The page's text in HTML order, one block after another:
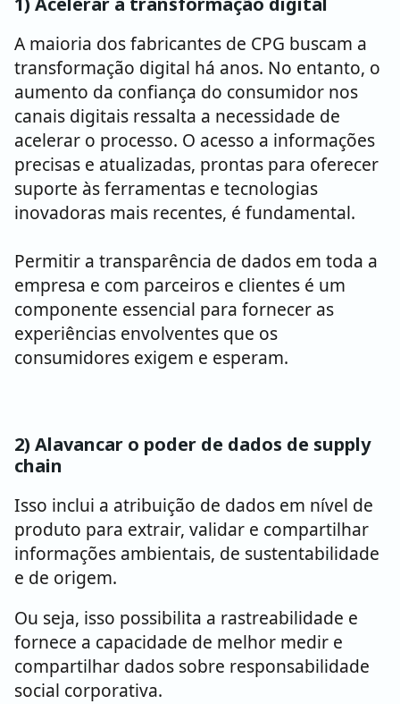
A maioria dos fabricantes de CPG buscam a
transformação digital há anos. No entanto, o
aumento da confiança do consumidor nos
canais digitais ressalta a necessidade de
acelerar o processo. O acesso a informações
precisas e atualizadas, prontas para oferecer
suporte às ferramentas e tecnologias
inovadoras mais recentes, é fundamental.
Permitir a transparência de dados em toda a
empresa e com parceiros e clientes é um
componente essencial para fornecer as
experiências envolventes que os
consumidores exigem e esperam.
2) Alavancar o poder de dados de supply
chain
Isso inclui a atribuição de dados em nível de
produto para extrair, validar e compartilhar
informações ambientais, de sustentabilidade
e de origem.
Ou seja, isso possibilita a rastreabilidade e
fornece a capacidade de melhor medir e
compartilhar dados sobre responsabilidade
social corporativa.